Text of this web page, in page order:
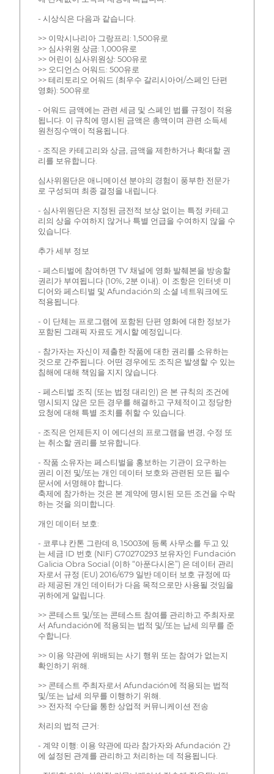
- 시상식은 다음과 같습니다.
>> 이막시나리아 그랑프리: 1,500유로
>> 심사위원 상금: 1,000유로
>> 어린이 심사위원상: 500유로
>> 오디언스 어워드: 500유로
>> 테리토리오 어워드 (최우수 갈리시아어/스페인 단편
영화): 500유로
- 어워드 금액에는 관련 세금 및 스페인 법률 규정이 적용
됩니다. 이 규칙에 명시된 금액은 총액이며 관련 소득세
원천징수액이 적용됩니다.
- 조직은 카테고리와 상금, 금액을 제한하거나 확대할 권
리를 보유합니다.
심사위원단은 애니메이션 분야의 경험이 풍부한 전문가
로 구성되며 최종 결정을 내립니다.
- 심사위원단은 지정된 금전적 보상 없이는 특정 카테고
리의 상을 수여하지 않거나 특별 언급을 수여하지 않을 수
있습니다.
추가 세부 정보
- 페스티벌에 참여하면 TV 채널에 영화 발췌본을 방송할
권리가 부여됩니다 (10%, 2분 이내). 이 조항은 인터넷 미
디어와 페스티벌 및 Afundación의 소셜 네트워크에도
적용됩니다.
- 이 단체는 프로그램에 포함된 단편 영화에 대한 정보가
포함된 그래픽 자료도 게시할 예정입니다.
- 참가자는 자신이 제출한 작품에 대한 권리를 소유하는
것으로 간주됩니다. 어떤 경우에도 조직은 발생할 수 있는
침해에 대해 책임을 지지 않습니다.
- 페스티벌 조직 (또는 법정 대리인) 은 본 규칙의 조건에
명시되지 않은 모든 경우를 해결하고 구체적이고 정당한
요청에 대해 특별 조치를 취할 수 있습니다.
- 조직은 언제든지 이 에디션의 프로그램을 변경, 수정 또
는 취소할 권리를 보유합니다.
- 작품 소유자는 페스티벌을 홍보하는 기관이 요구하는
권리 이전 및/또는 개인 데이터 보호와 관련된 모든 필수
문서에 서명해야 합니다.
축제에 참가하는 것은 본 계약에 명시된 모든 조건을 수락
하는 것을 의미합니다.
개인 데이터 보호:
- 코루냐 칸톤 그란데 8, 15003에 등록 사무소를 두고 있
는 세금 ID 번호 (NIF) G70270293 보유자인 Fundación
Galicia Obra Social (이하 “아푼다시온”) 은 데이터 관리
자로서 규정 (EU) 2016/679 일반 데이터 보호 규정에 따
라 제공된 개인 데이터가 다음 목적으로만 사용될 것임을
귀하에게 알립니다.
>> 콘테스트 및/또는 콘테스트 참여를 관리하고 주최자로
서 Afundación에 적용되는 법적 및/또는 납세 의무를 준
수합니다.
>> 이용 약관에 위배되는 사기 행위 또는 참여가 없는지
확인하기 위해.
>> 콘테스트 주최자로서 Afundación에 적용되는 법적
및/또는 납세 의무를 이행하기 위해.
>> 전자적 수단을 통한 상업적 커뮤니케이션 전송
처리의 법적 근거:
- 계약 이행: 이용 약관에 따라 참가자와 Afundación 간
에 설정된 관계를 관리하고 처리하는 데 적용됩니다.